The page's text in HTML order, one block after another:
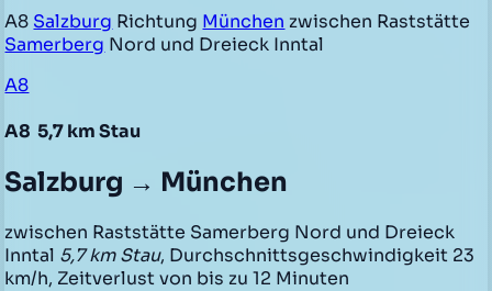
A8 Salzburg Richtung München zwischen Raststätte
Samerberg Nord und Dreieck Inntal
A8
A8 5,7 km Stau
Salzburg → München
zwischen Raststätte Samerberg Nord und Dreieck
Inntal 5,7 km Stau, Durchschnittsgeschwindigkeit 23
km/h, Zeitverlust von bis zu 12 Minuten